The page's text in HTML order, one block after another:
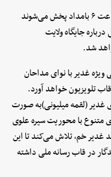
سخنرانی‌های صبحگاهی شبکه دو که حوالی ساعت ۶ بامداد پخش می‌شوند
جایگاه ولایت
شد.
غدیر با نوای مداحان
تلویزیون خواهد آورد.
غدیر (لقمه میلیونی)به صورت
متنوع با محوریت سیره علوی
خم، تلاش می‌کند تا این
در قاب رسانه ملی داشته